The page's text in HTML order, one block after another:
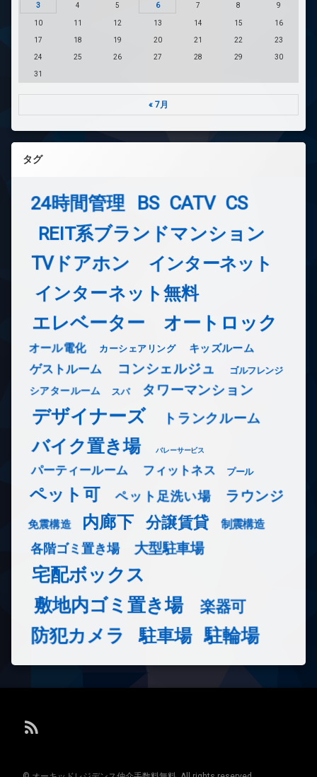
3 4 5 6 7 8 9
10 11 12 13 14 15 16
17 18 19 20 21 22 23
24 25 26 27 28 29 30
31
« 7月
タグ
24時間管理 BS CATV CS
REIT系ブランドマンション
TVドアホン インターネット
インターネット無料
エレベーター オートロック
オール電化 カーシェアリング キッズルーム
ゲストルーム コンシェルジュ ゴルフレンジ
シアタールーム スパ タワーマンション
デザイナーズ トランクルーム
バイク置き場 バレーサービス
パーティールーム フィットネス プール
ペット可 ペット足洗い場 ラウンジ
免震構造 内廊下 分譲賃貸 制震構造
各階ゴミ置き場 大型駐車場
宅配ボックス
敷地内ゴミ置き場
楽器可
防犯カメラ 駐車場 駐輪場
RSS